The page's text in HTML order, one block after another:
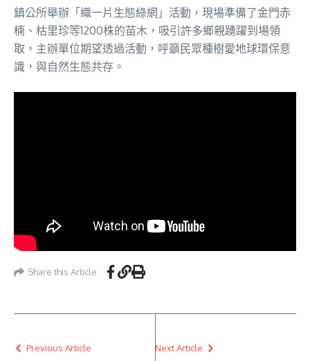
鎮公所舉辦「織一片生態綠網」活動，現場準備了金門赤
楠、枯里珍等1200株的苗木，吸引許多鄉親踴躍到場領
取，主辦單位期望透過活動，呼籲民眾種樹愛地球環保意
識，與自然生態共存。
Share this Article
Previous Article Next Article